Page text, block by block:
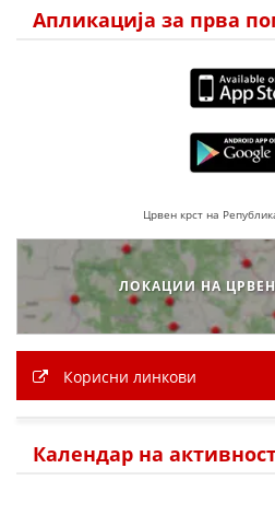
ЕДУКАТИВНО
БРОШУРИ
Апликација за прва
Црвен крст на
ЛОКАЦИИ НА
Корисни линкови
Календар на